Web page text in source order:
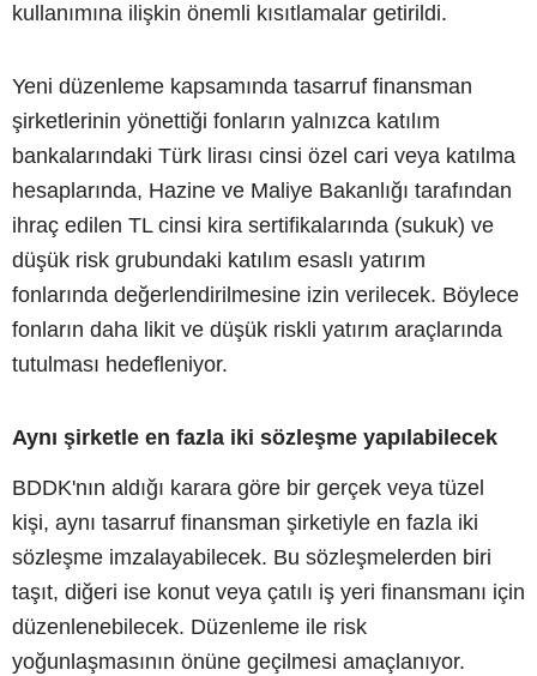
kullanımına ilişkin önemli kısıtlamalar getirildi.
Yeni düzenleme kapsamında tasarruf finansman
şirketlerinin yönettiği fonların yalnızca katılım
bankalarındaki Türk lirası cinsi özel cari veya katılma
hesaplarında, Hazine ve Maliye Bakanlığı tarafından
ihraç edilen TL cinsi kira sertifikalarında (sukuk) ve
düşük risk grubundaki katılım esaslı yatırım
fonlarında değerlendirilmesine izin verilecek. Böylece
fonların daha likit ve düşük riskli yatırım araçlarında
tutulması hedefleniyor.
Aynı şirketle en fazla iki sözleşme yapılabilecek
BDDK'nın aldığı karara göre bir gerçek veya tüzel
kişi, aynı tasarruf finansman şirketiyle en fazla iki
sözleşme imzalayabilecek. Bu sözleşmelerden biri
taşıt, diğeri ise konut veya çatılı iş yeri finansmanı için
düzenlenebilecek. Düzenleme ile risk
yoğunlaşmasının önüne geçilmesi amaçlanıyor.